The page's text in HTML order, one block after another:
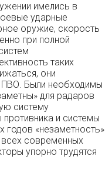
имелись в
ударные
оружие, скорость
при полной
таких
они
ПВО. Были необходимы
для радаров
систему
и системы
годов «незаметность»
современных
упорно трудятся